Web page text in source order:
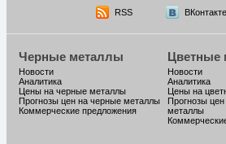
RSS ВКонтакте
Черные металлы
Новости
Аналитика
Цены на черные металлы
Прогнозы цен на черные металлы
Коммерческие предложения
Цветные
Новости
Аналитика
Цены на
Прогнозы
металлы